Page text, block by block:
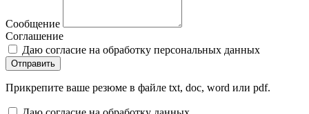
Сообщение
Соглашение
Даю согласие на обработку персональных данных
Отправить
Прикрепите ваше резюме в файле txt, doc, word или pdf.